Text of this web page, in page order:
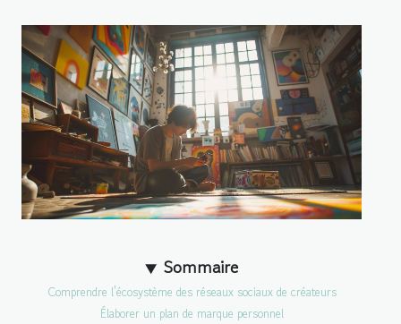
Sommaire
Comprendre l'écosystème des réseaux sociaux de créateurs
Élaborer un plan de marque personnel